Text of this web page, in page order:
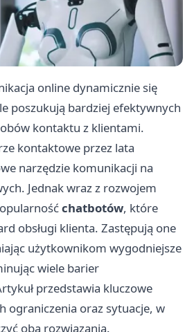
online dynamicznie się
poszukują bardziej efektywnych
kontaktu z klientami.
kontaktowe przez lata
narzędzie komunikacji na
Jednak wraz z rozwojem
chatbotów, które
obsługi klienta. Zastępują one
użytkownikom wygodniejsze
wiele barier
przedstawia kluczowe
ograniczenia oraz sytuacje, w
oba rozwiązania.